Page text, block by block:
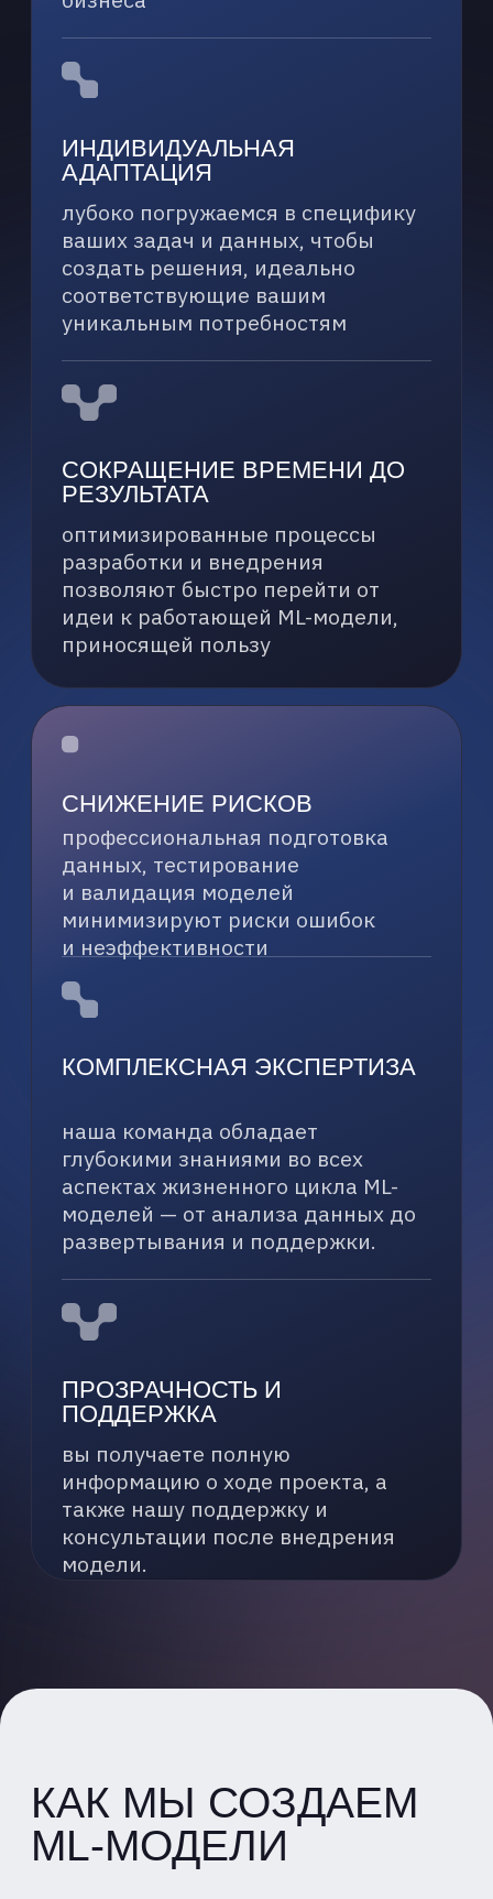
Мы не только разрабатываем теории,
но и успешно воплощаем их в жизнь.
Пример нашей работы —
представленный на конференции ЦИПР
2025.
ИНТЕЛЛЕКТУАЛЬНЫЙ
ПОМОЩНИК ДЛЯ ПАК-AI
консультировать пользователей
по работе с программно-
аппаратным комплексом ПАК-AI
и вопросам MLOps.
Разработка ML-модели, обученной
на обширной документации
предоставлять подробные
консультации по эксплуатации
комплекса, запуску различных
процессов, а также давать
разъяснения по принципам
работы MLOps.
2025 подтвердила эффективность
решения в области
автоматизированной поддержки
значительно упрощая
взаимодействие
с высокотехнологичными
системами.
ОБСУДИМ ВАШ
ПРОЕКТ ПО ML-
МОДЕЛЯМ?
оптимизировать процессы или
раскрыть потенциал данных
с помощью машинного обучения,
наши эксперты готовы помочь.
чтобы определить оптимальный
подход к разработке ML-решения
для вашего бизнеса.